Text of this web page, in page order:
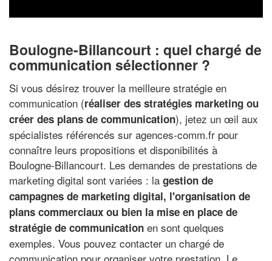
Boulogne-Billancourt : quel chargé de
communication sélectionner ?
Si vous désirez trouver la meilleure stratégie en
communication (réaliser des stratégies marketing ou
créer des plans de communication), jetez un œil aux
spécialistes référencés sur agences-comm.fr pour
connaître leurs propositions et disponibilités à
Boulogne-Billancourt. Les demandes de prestations de
marketing digital sont variées : la gestion de
campagnes de marketing digital, l'organisation de
plans commerciaux ou bien la mise en place de
stratégie de communication en sont quelques
exemples. Vous pouvez contacter un chargé de
communication pour organiser votre prestation. Le